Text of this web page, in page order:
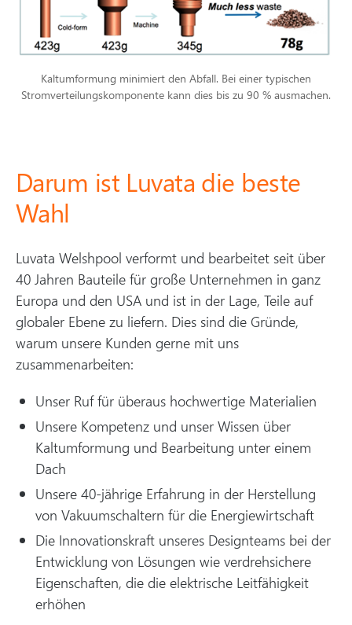
Kaltumformung minimiert den Abfall. Bei einer typischen
Stromverteilungskomponente kann dies bis zu 90 % ausmachen.
Darum ist Luvata die beste
Wahl
Luvata Welshpool verformt und bearbeitet seit über
40 Jahren Bauteile für große Unternehmen in ganz
Europa und den USA und ist in der Lage, Teile auf
globaler Ebene zu liefern. Dies sind die Gründe,
warum unsere Kunden gerne mit uns
zusammenarbeiten:
Unser Ruf für überaus hochwertige Materialien
Unsere Kompetenz und unser Wissen über
Kaltumformung und Bearbeitung unter einem
Dach
Unsere 40-jährige Erfahrung in der Herstellung
von Vakuumschaltern für die Energiewirtschaft
Die Innovationskraft unseres Designteams bei der
Entwicklung von Lösungen wie verdrehsichere
Eigenschaften, die die elektrische Leitfähigkeit
erhöhen